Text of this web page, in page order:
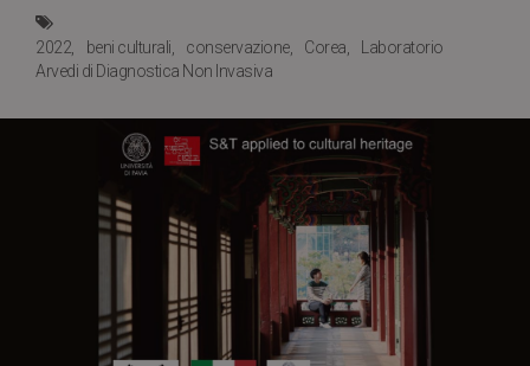
2022 beni culturali conservazione Corea
Laboratorio
Arvedi di Diagnostica Non Invasiva